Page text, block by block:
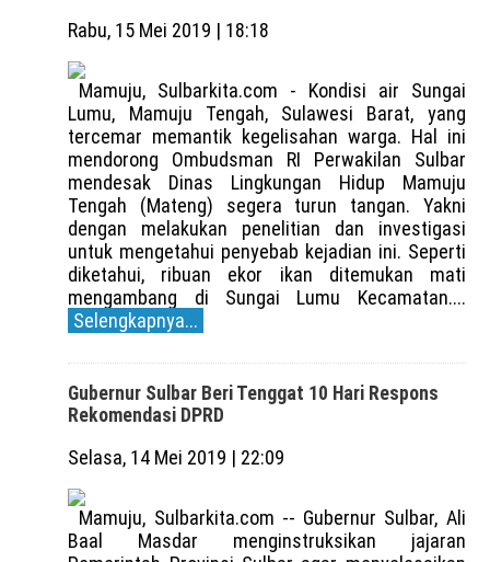
Rabu, 15 Mei 2019 | 18:18
Mamuju, Sulbarkita.com - Kondisi air Sungai
Lumu, Mamuju Tengah, Sulawesi Barat, yang
tercemar memantik kegelisahan warga. Hal ini
mendorong Ombudsman RI Perwakilan Sulbar
mendesak Dinas Lingkungan Hidup Mamuju
Tengah (Mateng) segera turun tangan. Yakni
dengan melakukan penelitian dan investigasi
untuk mengetahui penyebab kejadian ini. Seperti
diketahui, ribuan ekor ikan ditemukan mati
mengambang di Sungai Lumu Kecamatan....
Selengkapnya...
Gubernur Sulbar Beri Tenggat 10 Hari Respons
Rekomendasi DPRD
Selasa, 14 Mei 2019 | 22:09
Mamuju, Sulbarkita.com -- Gubernur Sulbar, Ali
Baal Masdar menginstruksikan jajaran